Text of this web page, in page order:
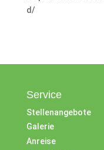
d/
Service
Stellenangebote
Galerie
Anreise